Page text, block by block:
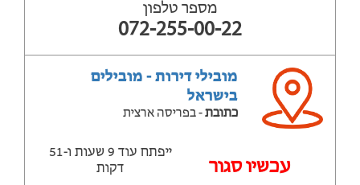
מספר טלפון
072-255-00-22
מובילי דירות - מובילים
בישראל
כתובת- בפריסה ארצית
עכשיו סגור
ייפתח עוד 9 שעות ‫ו-51
דקות